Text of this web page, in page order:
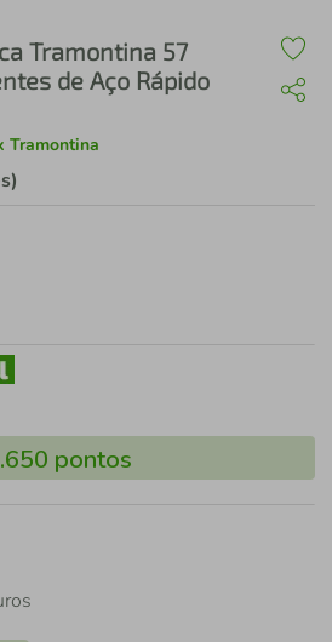
Tramontina 57
de Aço Rápido
Tramontina
pontos